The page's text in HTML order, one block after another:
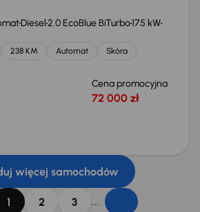
Diesel2.0 EcoBlue BiTurbo175 kW
238 KM Automat
Skóra
Cena promocyjna
72 000 zł
więcej samochodów
1 2 3 ...